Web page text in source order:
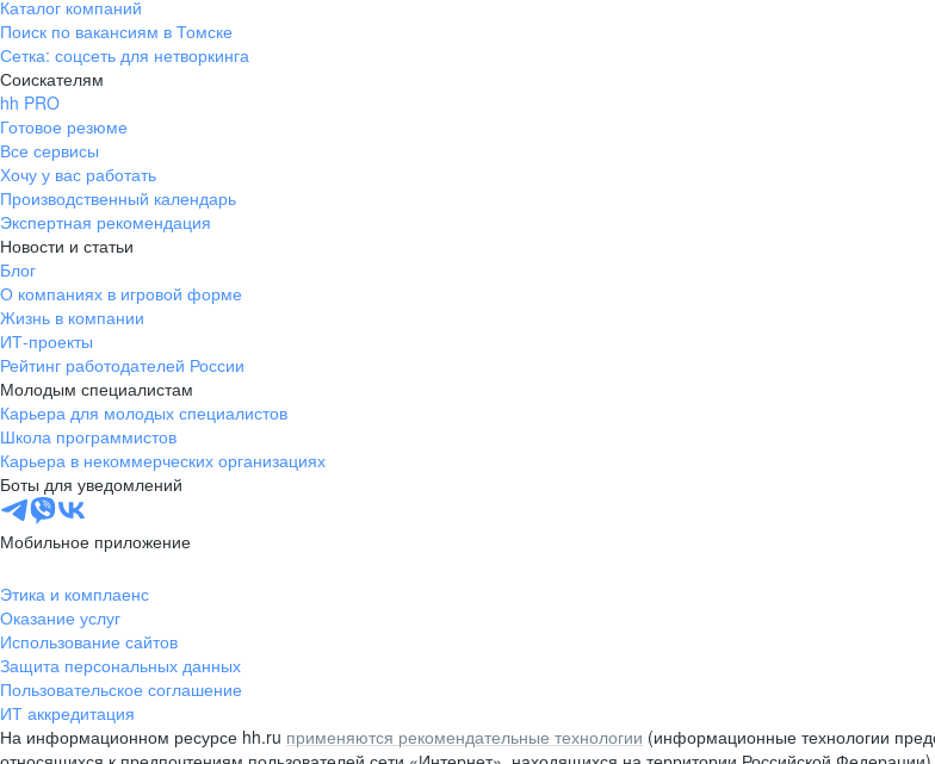
Каталог компаний
Поиск по вакансиям в Томске
Сетка: соцсеть для нетворкинга
Соискателям
hh PRO
Готовое резюме
Все сервисы
Хочу у вас работать
Производственный календарь
Экспертная рекомендация
Новости и статьи
Блог
О компаниях в игровой форме
Жизнь в компании
ИТ-проекты
Рейтинг работодателей России
Молодым специалистам
Карьера для молодых специалистов
Школа программистов
Карьера в некоммерческих организациях
Боты для уведомлений
Мобильное приложение
Этика и комплаенс
Оказание услуг
Использование сайтов
Защита персональных данных
Пользовательское соглашение
ИТ аккредитация
На информационном ресурсе hh.ru применяются рекомендательные технологии (информационные технологии